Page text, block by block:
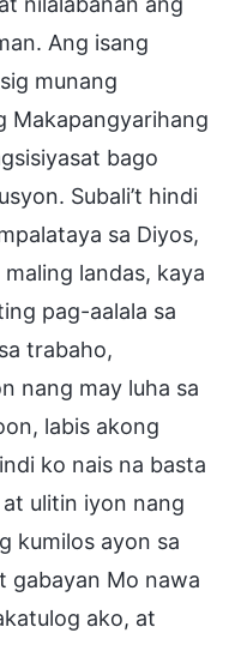
Ang isang
munang
Makapangyarihang
bago
Subali’t hindi
sa Diyos,
landas, kaya
pag-aalala sa
trabaho,
nang may luha sa
labis akong
ko nais na basta
ulitin iyon nang
kumilos ayon sa
gabayan Mo nawa
ako, at